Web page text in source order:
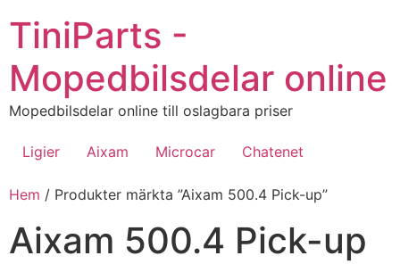
till
innehåll
TiniParts -
Mopedbilsdelar online
Mopedbilsdelar online till oslagbara priser
Ligier Aixam Microcar Chatenet
Hem / Produkter märkta ”Aixam 500.4 Pick-up”
Aixam 500.4 Pick-up